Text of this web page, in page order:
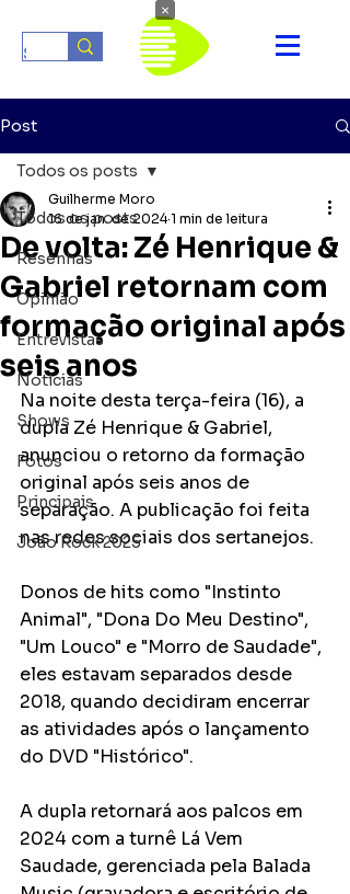
Post
Todos os posts
Resenhas
Opinião
Entrevistas
Notícias
Shows
Fotos
Principais
João Rock 2025
Todos os posts
De volta: Zé Henrique &
Gabriel retornam com
formação original após
seis anos
Guilherme Moro
16 de jan. de 2024 1 min de leitura
Na noite desta terça-feira (16), a
dupla Zé Henrique & Gabriel,
anunciou o retorno da formação
original após seis anos de
separação. A publicação foi feita
nas redes sociais dos sertanejos.
Donos de hits como "Instinto
Animal", "Dona Do Meu Destino",
"Um Louco" e "Morro de Saudade",
eles estavam separados desde
2018, quando decidiram encerrar
as atividades após o lançamento
do DVD "Histórico".
A dupla retornará aos palcos em
2024 com a turnê Lá Vem
Saudade, gerenciada pela Balada
×